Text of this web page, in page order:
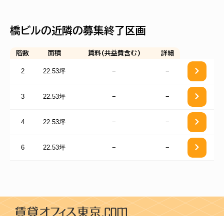
橋ビルの近隣の募集終了区画
階数 面積 賃料(共益費含む) 詳細
2 22.53坪 − −
3 22.53坪 − −
4 22.53坪 − −
6 22.53坪 − −